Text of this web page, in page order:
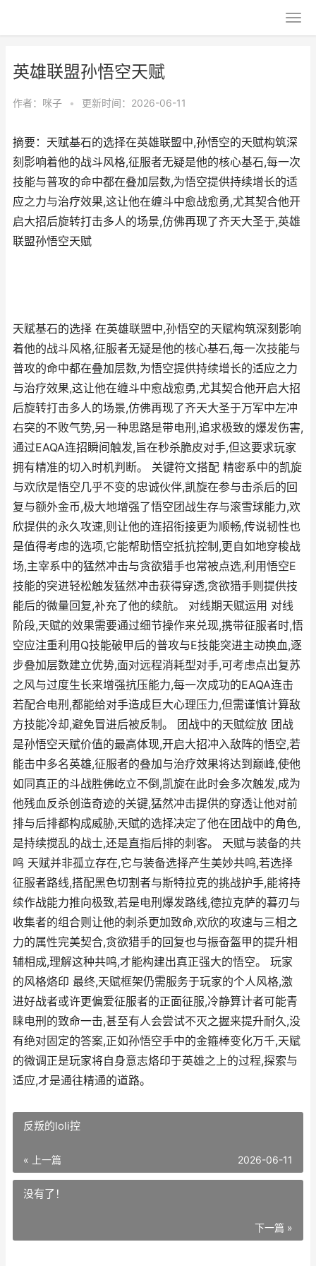
英雄联盟孙悟空天赋
作者： 咪子 • 更新时间：2026-06-11
摘要：天赋基石的选择在英雄联盟中,孙悟空的天赋构筑深
刻影响着他的战斗风格,征服者无疑是他的核心基石,每一次
技能与普攻的命中都在叠加层数,为悟空提供持续增长的适
应之力与治疗效果,这让他在缠斗中愈战愈勇,尤其契合他开
启大招后旋转打击多人的场景,仿佛再现了齐天大圣于,英雄
联盟孙悟空天赋
天赋基石的选择 在英雄联盟中,孙悟空的天赋构筑深刻影响
着他的战斗风格,征服者无疑是他的核心基石,每一次技能与
普攻的命中都在叠加层数,为悟空提供持续增长的适应之力
与治疗效果,这让他在缠斗中愈战愈勇,尤其契合他开启大招
后旋转打击多人的场景,仿佛再现了齐天大圣于万军中左冲
右突的不败气势,另一种思路是带电刑,追求极致的爆发伤害,
通过EAQA连招瞬间触发,旨在秒杀脆皮对手,但这要求玩家
拥有精准的切入时机判断。 关键符文搭配 精密系中的凯旋
与欢欣是悟空几乎不变的忠诚伙伴,凯旋在参与击杀后的回
复与额外金币,极大地增强了悟空团战生存与滚雪球能力,欢
欣提供的永久攻速,则让他的连招衔接更为顺畅,传说韧性也
是值得考虑的选项,它能帮助悟空抵抗控制,更自如地穿梭战
场,主宰系中的猛然冲击与贪欲猎手也常被点选,利用悟空E
技能的突进轻松触发猛然冲击获得穿透,贪欲猎手则提供技
能后的微量回复,补充了他的续航。 对线期天赋运用 对线
阶段,天赋的效果需要通过细节操作来兑现,携带征服者时,悟
空应注重利用Q技能破甲后的普攻与E技能突进主动换血,逐
步叠加层数建立优势,面对远程消耗型对手,可考虑点出复苏
之风与过度生长来增强抗压能力,每一次成功的EAQA连击
若配合电刑,都能给对手造成巨大心理压力,但需谨慎计算敌
方技能冷却,避免冒进后被反制。 团战中的天赋绽放 团战
是孙悟空天赋价值的最高体现,开启大招冲入敌阵的悟空,若
能击中多名英雄,征服者的叠加与治疗效果将达到巅峰,使他
如同真正的斗战胜佛屹立不倒,凯旋在此时会多次触发,成为
他残血反杀创造奇迹的关键,猛然冲击提供的穿透让他对前
排与后排都构成威胁,天赋的选择决定了他在团战中的角色,
是持续搅乱的战士,还是直指后排的刺客。 天赋与装备的共
鸣 天赋并非孤立存在,它与装备选择产生美妙共鸣,若选择
征服者路线,搭配黑色切割者与斯特拉克的挑战护手,能将持
续作战能力推向极致,若是电刑爆发路线,德拉克萨的暮刃与
收集者的组合则让他的刺杀更加致命,欢欣的攻速与三相之
力的属性完美契合,贪欲猎手的回复也与振奋盔甲的提升相
辅相成,理解这种共鸣,才能构建出真正强大的悟空。 玩家
的风格烙印 最终,天赋框架仍需服务于玩家的个人风格,激
进好战者或许更偏爱征服者的正面征服,冷静算计者可能青
睐电刑的致命一击,甚至有人会尝试不灭之握来提升耐久,没
有绝对固定的答案,正如孙悟空手中的金箍棒变化万千,天赋
的微调正是玩家将自身意志烙印于英雄之上的过程,探索与
适应,才是通往精通的道路。
反叛的loli控
« 上一篇 2026-06-11
没有了！
下一篇 »